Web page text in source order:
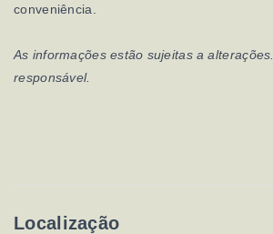
conveniência.
As informações estão sujeitas a
responsável.
Localização